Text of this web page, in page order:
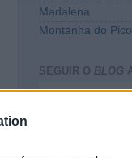
Madalena
Montanha do Pico
SEGUIR O BLOG